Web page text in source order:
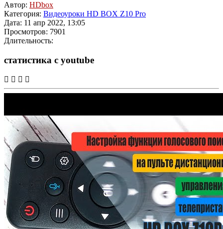
Автор: HDbox
Категория: Видеоуроки HD BOX Z10 Pro
Дата: 11 апр 2022, 13:05
Просмотров: 7901
Длительность:
статистика с youtube